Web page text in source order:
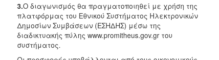
ΤΟΠΟΣ
3.Ο διαγωνισμός θα πραγματοποιηθεί με χρήση της
πλατφόρμας του Εθνικού Συστήματος Ηλεκτρονικών
Δημοσίων Συμβάσεων (ΕΣΗΔΗΣ) μέσω της
διαδικτυακής πύλης www.promitheus.gov.gr του
συστήματος.